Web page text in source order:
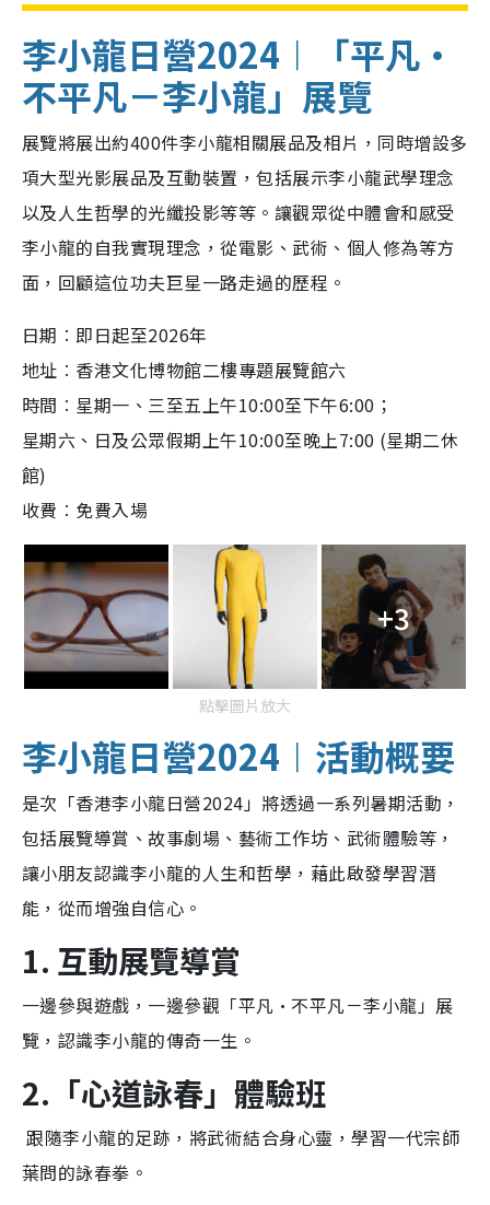
李小龍日營2024︱「平凡•
不平凡－李小龍」展覽
展覽將展出約400件李小龍相關展品及相片，同時增設多
項大型光影展品及互動裝置，包括展示李小龍武學理念
以及人生哲學的光纖投影等等。讓觀眾從中體會和感受
李小龍的自我實現理念，從電影、武術、個人修為等方
面，回顧這位功夫巨星一路走過的歷程。
日期︰即日起至2026年
地址︰香港文化博物館二樓專題展覽館六
時間︰星期一、三至五上午10:00至下午6:00；
星期六、日及公眾假期上午10:00至晚上7:00 (星期二休
館)
收費︰免費入場
+3
點擊圖片放大
李小龍日營2024︱活動概要
是次「香港李小龍日營2024」將透過一系列暑期活動，
包括展覽導賞、故事劇場、藝術工作坊、武術體驗等，
讓小朋友認識李小龍的人生和哲學，藉此啟發學習潛
能，從而增強自信心。
1. 互動展覽導賞
一邊參與遊戲，一邊參觀「平凡•不平凡－李小龍」展
覽，認識李小龍的傳奇一生。
2.「心道詠春」體驗班
跟隨李小龍的足跡，將武術結合身心靈，學習一代宗師
葉問的詠春拳。